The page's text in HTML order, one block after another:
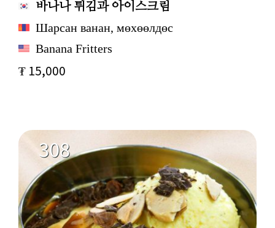
바나나 튀김과 아이스크림
Шарсан ванан, мөхөөлдөс
Banana Fritters
₮ 15,000
308